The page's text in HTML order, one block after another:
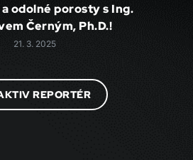
odolné porosty s Ing.
Černým, Ph.D.!
21. 3. 2025
REPORTÉR